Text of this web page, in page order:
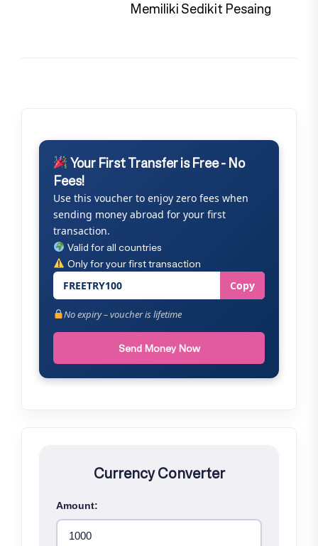
Memiliki Sedikit Pesaing
Your First Transfer is Free - No
Fees!
Use this voucher to enjoy zero fees when
sending money abroad for your first
transaction.
Valid for all countries
Only for your first transaction
FREETRY100 Copy
No expiry – voucher is lifetime
Send Money Now
Currency Converter
Amount: